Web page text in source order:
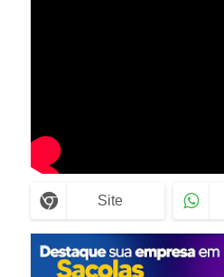
Site